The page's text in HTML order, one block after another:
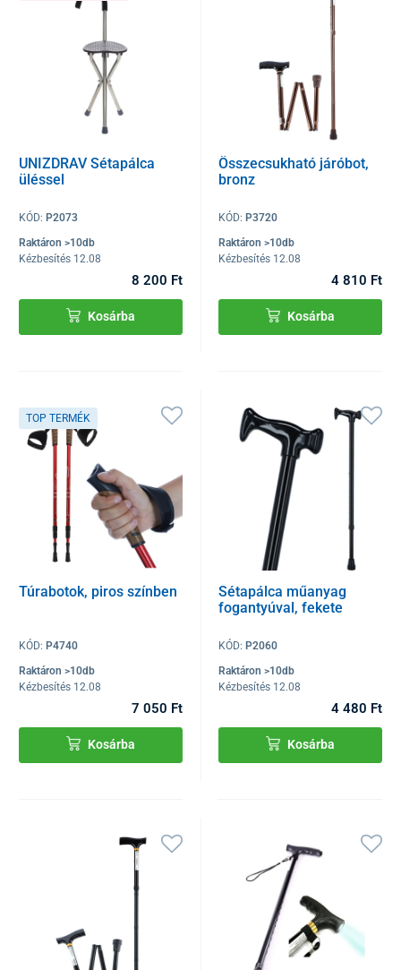
UNIZDRAV Sétapálca
üléssel
KÓD: P2073
Raktáron >10db
Kézbesítés 12.08
8 200 Ft
Kosárba
Összecsukható járóbot,
bronz
KÓD:P3720
Raktáron >10db
Kézbesítés 12.08
4 810 Ft
Kosárba
TOP TERMÉK
Túrabotok, piros színben
KÓD: P4740
Raktáron >10db
Kézbesítés 12.08
7 050 Ft
Kosárba
Sétapálca műanyag
fogantyúval, fekete
KÓD:P2060
Raktáron >10db
Kézbesítés 12.08
4 480 Ft
Kosárba